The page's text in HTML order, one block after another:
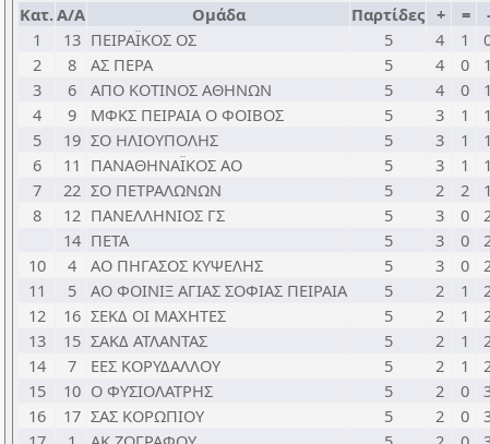
Κατ.Α/Α Ομάδα Παρτίδες + =
1
13 ΠΕΙΡΑΪΚΟΣ ΟΣ 5 4 1
2
8 ΑΣ ΠΕΡΑ 5 4 0 1
3
6 ΑΠΟ ΚΟΤΙΝΟΣ ΑΘΗΝΩΝ 5 4 0 1
4
9 ΜΦΚΣ ΠΕΙΡΑΙΑ Ο ΦΟΙΒΟΣ 5 3 1 1
5
19 ΣΟ ΗΛΙΟΥΠΟΛΗΣ 5 3 1 1
6
11 ΠΑΝΑΘΗΝΑΪΚΟΣ ΑΟ 5 3 1 1
7
22 ΣΟ ΠΕΤΡΑΛΩΝΩΝ 5 2 2 1
8
12 ΠΑΝΕΛΛΗΝΙΟΣ ΓΣ 5 3 0
14 ΠΕΤΑ 5 3 0
10
4 ΑΟ ΠΗΓΑΣΟΣ ΚΥΨΕΛΗΣ 5 3 0
11
5 ΑΟ ΦΟΙΝΙΞ ΑΓΙΑΣ ΣΟΦΙΑΣ ΠΕΙΡΑΙΑ 5 2 1
12
16 ΣΕΚΔ ΟΙ ΜΑΧΗΤΕΣ 5 2 1
13
15 ΣΑΚΔ ΑΤΛΑΝΤΑΣ 5 2 1
14
7 ΕΕΣ ΚΟΡΥΔΑΛΛΟΥ 5 2 1
15
10 Ο ΦΥΣΙΟΛΑΤΡΗΣ 5 2 0
16
17 ΣΑΣ ΚΟΡΩΠΙΟΥ 5 2 0